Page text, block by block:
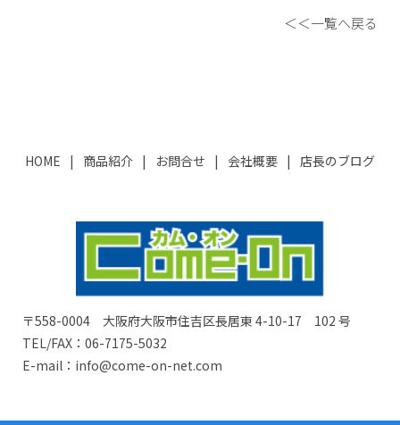
＜＜一覧へ戻る
HOME 商品紹介 お問合せ 会社概要 店長のブログ
〒558-0004 大阪府大阪市住吉区長居東 4-10-17 102 号
TEL/FAX：06-7175-5032
E-mail：info@come-on-net.com